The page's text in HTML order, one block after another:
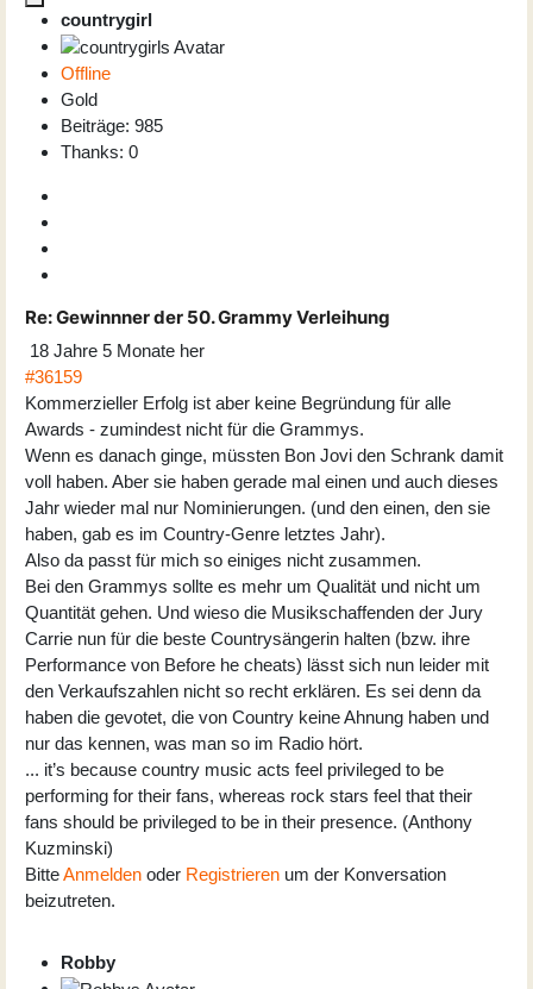
countrygirl
Offline
Gold
Beiträge: 985
Thanks: 0
Re:Gewinnner der 50. Grammy Verleihung
18 Jahre 5 Monate her
#36159
Kommerzieller Erfolg ist aber keine Begründung für alle
Awards - zumindest nicht für die Grammys.
Wenn es danach ginge, müssten Bon Jovi den Schrank damit
voll haben. Aber sie haben gerade mal einen und auch dieses
Jahr wieder mal nur Nominierungen. (und den einen, den sie
haben, gab es im Country-Genre letztes Jahr).
Also da passt für mich so einiges nicht zusammen.
Bei den Grammys sollte es mehr um Qualität und nicht um
Quantität gehen. Und wieso die Musikschaffenden der Jury
Carrie nun für die beste Countrysängerin halten (bzw. ihre
Performance von Before he cheats) lässt sich nun leider mit
den Verkaufszahlen nicht so recht erklären. Es sei denn da
haben die gevotet, die von Country keine Ahnung haben und
nur das kennen, was man so im Radio hört.
... it’s because country music acts feel privileged to be
performing for their fans, whereas rock stars feel that their
fans should be privileged to be in their presence. (Anthony
Kuzminski)
BitteAnmelden oder Registrieren um der Konversation
beizutreten.
Robby